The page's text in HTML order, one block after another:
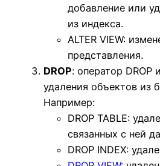
добавление или
из индекса.
ALTER VIEW:
представления.
DROP: оператор DROP
удаления объектов из
Например:
DROP TABLE:
связанных с ней
DROP INDEX: